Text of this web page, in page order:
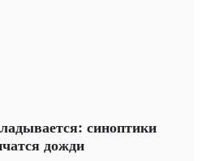
синоптики
дожди